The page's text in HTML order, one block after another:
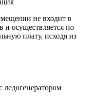
не входит в
и осуществляется по
плату, исходя из
ледогенератором